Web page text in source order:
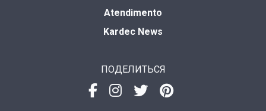
Atendimento
Kardec News
ПОДЕЛИТЬСЯ